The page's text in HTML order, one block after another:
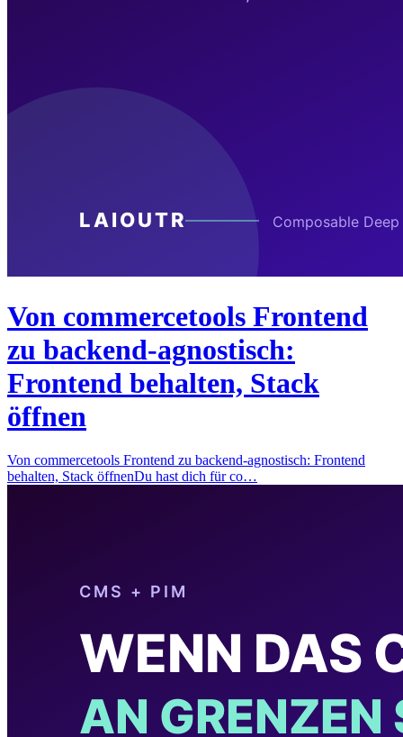
Von commercetools Frontend
zu backend-agnostisch:
Frontend behalten, Stack
öffnen
Von commercetools Frontend zu backend-agnostisch: Frontend
behalten, Stack öffnenDu hast dich für co…